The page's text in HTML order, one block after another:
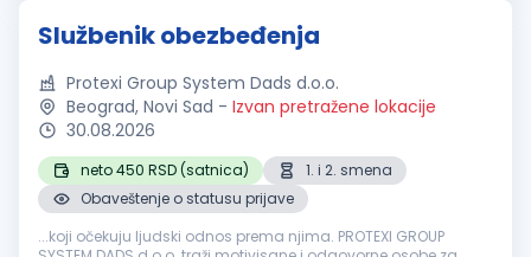
Službenik obezbeđenja
Protexi Group System Dads d.o.o.
Beograd, Novi Sad - Izvan pretražene lokacije
30.08.2026
neto 450 RSD (satnica)
1. i 2. smena
Obaveštenje o statusu prijave
...koji očekuju ljudski odnos prema njima. PROTEXI GROUP